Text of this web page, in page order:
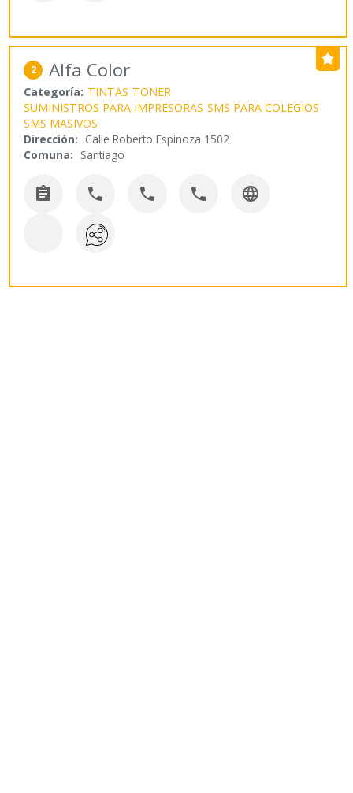
2 Alfa Color
Categoría: TINTAS TONER
SUMINISTROS PARA IMPRESORAS SMS PARA COLEGIOS
SMS MASIVOS
Dirección: Calle Roberto Espinoza 1502
Comuna: Santiago
    